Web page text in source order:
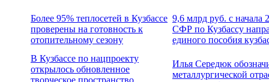
Более 95% теплосетей в Кузбассе
проверены на готовность к
отопительному сезону
9,6 млрд руб. с начала
СФР по Кузбассу
единого пособия
В Кузбассе по нацпроекту
открылось обновленное
творческое пространство
Илья Середюк
металлургической